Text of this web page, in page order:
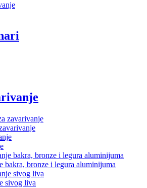
bakra, bronze i legura aluminijuma
sivog liva